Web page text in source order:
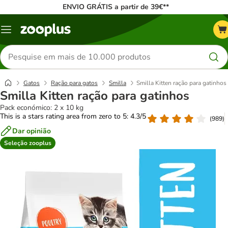
ENVIO GRÁTIS a partir de 39€**
Menu
Pesquisar
produtos
Gatos Ração para gatos Smilla Smilla Kitten ração para gatinhos
Smilla Kitten ração para gatinhos
Pack económico: 2 x 10 kg
This is a stars rating area from zero to 5: 4.3/5
(989)
Dar opinião
Seleção zooplus